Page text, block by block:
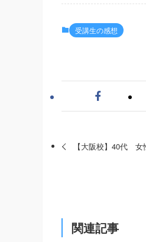
受講生の感想
【大阪校】40代
関連記事